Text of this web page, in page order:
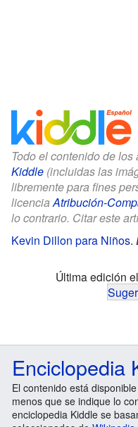
Todo el contenido de los
Kiddle (incluidas las
libremente para fines
licenciaAtribución-
lo contrario. Citar este
Kevin Dillon para Niños.
Última edición
Enciclopedia
El contenido está
menos que se indique lo
enciclopedia Kiddle se